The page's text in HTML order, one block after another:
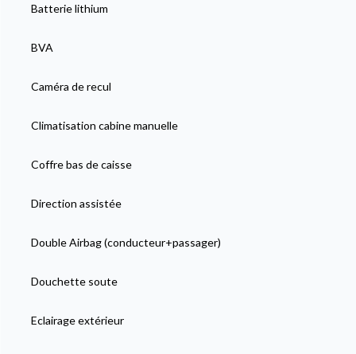
Batterie lithium
BVA
Caméra de recul
Climatisation cabine manuelle
Coffre bas de caisse
Direction assistée
Double Airbag (conducteur+passager)
Douchette soute
Eclairage extérieur